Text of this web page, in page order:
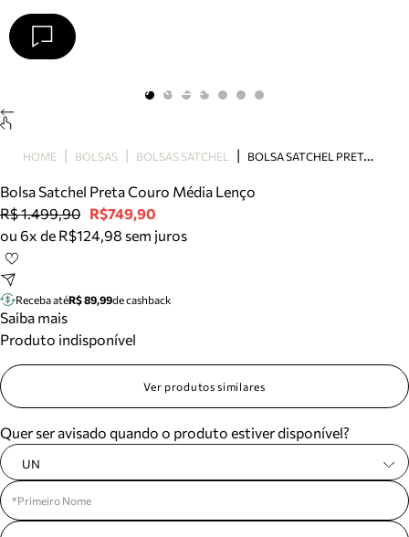
Papete
Scarpin
Mocassim
Bolsa
Tênis
Mule
Rasteira
Precisa de ajuda?
Tire dúvidas sobre pedidos, devoluções e mais.
Acompanhe seus pedidos e solicite devoluções.
Arezzo
HOME BOLSAS BOLSAS SATCHEL B
OLSA SATCHEL PRETA COURO MÉDIA LENÇO
Bolsa Satchel Preta Couro Média Lenço
R$ 1.499,90 R$749,90
ou 6x de R$124,98 sem juros
Receba atéR$ 89,99de cashback
Saiba mais
Produto indisponível
Ver produtos similares
Quer ser avisado quando o produto estiver disponível?
UN